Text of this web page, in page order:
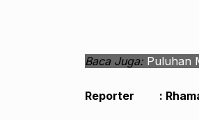
Baca Juga: Puluhan
Reporter :